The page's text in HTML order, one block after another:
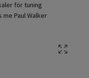
för tuning
me Paul Walker